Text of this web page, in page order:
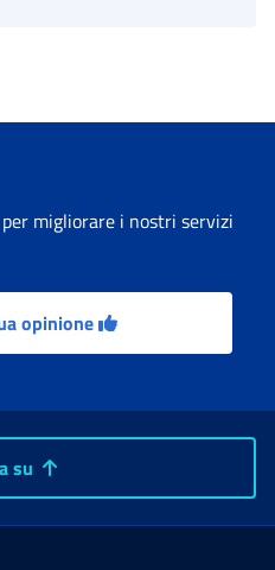
migliorare i nostri servizi
opinione
su